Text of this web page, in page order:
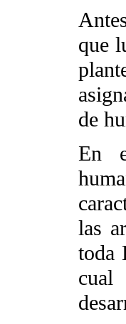
que
de
En
las
toda
cual